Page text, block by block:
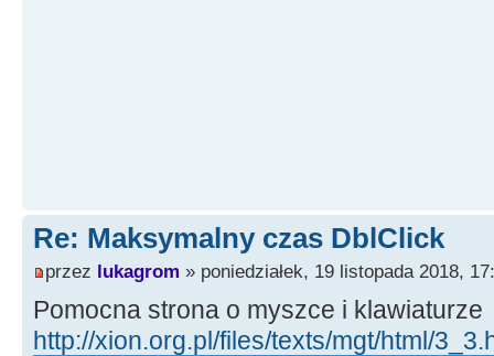
Re: Maksymalny czas DblClick
przez lukagrom » poniedziałek, 19 listopada 2018,
Pomocna strona o myszce i klawiaturze
http://xion.org.pl/files/texts/mgt/html/